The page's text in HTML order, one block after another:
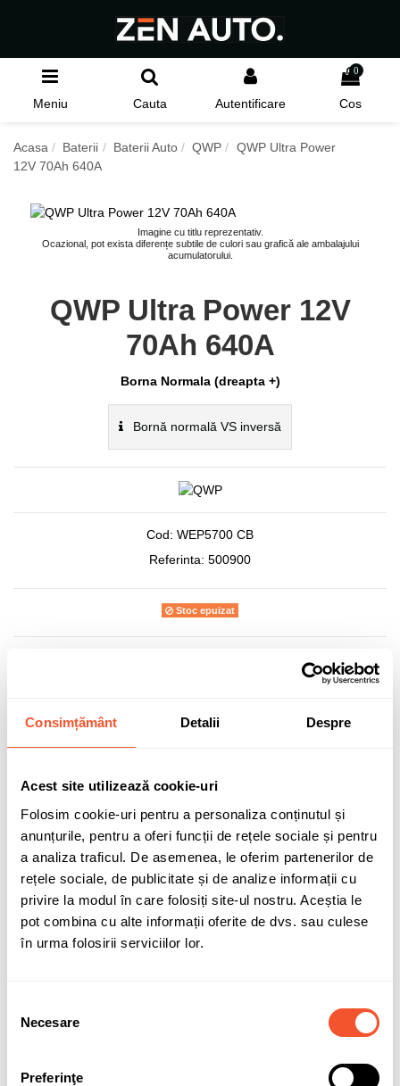
Consimțământ Detalii Despre
Acest site utilizează cookie-uri
Folosim cookie-uri pentru a personaliza conținutul și
anunțurile, pentru a oferi funcții de rețele sociale și pentru
a analiza traficul. De asemenea, le oferim partenerilor de
rețele sociale, de publicitate și de analize informații cu
privire la modul în care folosiți site-ul nostru. Aceștia le
pot combina cu alte informații oferite de dvs. sau culese
în urma folosirii serviciilor lor.
consimțământului
Necesare
Preferinţe
Meniu Cauta Autentificare
0
Cos
Acasa Baterii Baterii Auto QWP
QWP Ultra Power
12V 70Ah 640A
Imagine cu titlu reprezentativ.
Ocazional, pot exista diferențe subtile de culori sau grafică ale ambalajului
acumulatorului.
QWP Ultra Power 12V
70Ah 640A
Borna Normala (dreapta +)
Bornă normală VS inversă
Cod: WEP5700 CB
Referinta: 500900
Stoc epuizat
compatibilitate-SMF100 compatibilitate-SMF096
Sunt de acord cupolitica de confidentialitatea datelor cu
caracter personal.